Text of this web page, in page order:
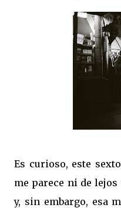
Es curioso, este
me parece ni de
y, sin embargo, esa